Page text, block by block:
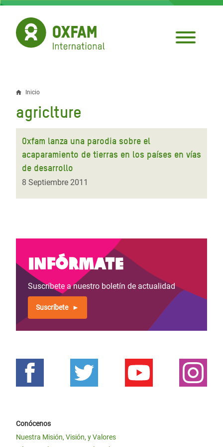
Pasar
contenido
principal
Sobrescribir
enlaces
de
ayuda
la
Inicio
agriclture
Oxfam lanza una parodia sobre el
acaparamiento de tierras en los países en vías
de desarrollo
8 Septiembre 2011
Infórmate
Suscríbete a nuestro boletín de actualidad
Suscríbete
Conócenos
Nuestra Misión, Visión, y Valores